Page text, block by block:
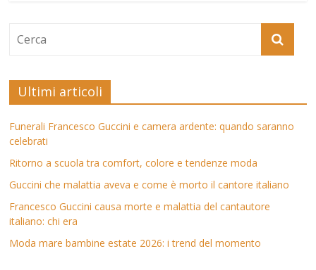
Ultimi articoli
Funerali Francesco Guccini e camera ardente: quando saranno
celebrati
Ritorno a scuola tra comfort, colore e tendenze moda
Guccini che malattia aveva e come è morto il cantore italiano
Francesco Guccini causa morte e malattia del cantautore
italiano: chi era
Moda mare bambine estate 2026: i trend del momento